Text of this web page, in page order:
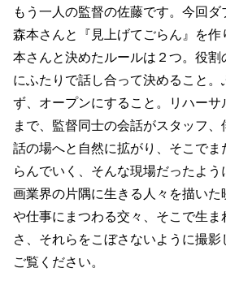
もう一人の監督の佐藤です。今回ダ
森本さんと『見上げてごらん』を作
本さんと決めたルールは２つ。役割
にふたりで話し合って決めること。
ず、オープンにすること。リハーサ
まで、監督同士の会話がスタッフ
話の場へと自然に拡がり、そこで
らんでいく、そんな現場だったよ
画業界の片隅に生きる人々を描い
や仕事にまつわる交々、そこで生ま
さ、それらをこぼさないように撮
ご覧ください。